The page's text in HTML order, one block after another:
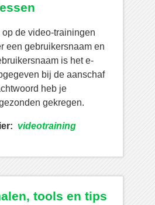
de video-trainingen
een gebruikersnaam en
is het e-
bij de aanschaf
heb je
gekregen.
videotraining
tools en tips